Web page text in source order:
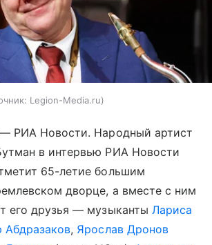
Legion-Media.ru
РИА Новости. Народный артист
в интервью РИА Новости
65-летие большим
дворце, а вместе с ним
его друзья — музыканты Лариса
Абдразаков, Ярослав Дронов